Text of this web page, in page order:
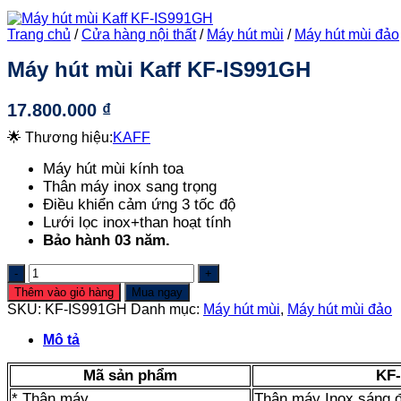
Trang chủ / Cửa hàng nội thất / Máy hút mùi / Máy hút mùi đảo
Máy hút mùi Kaff KF-IS991GH
17.800.000 ₫
🌟 Thương hiệu:KAFF
Máy hút mùi kính toa
Thân máy inox sang trọng
Điều khiển cảm ứng 3 tốc độ
Lưới lọc inox+than hoạt tính
Bảo hành 03 năm.
Máy
hút
mùi
Kaff
KF-
IS991GH
số
lượng
Thêm vào giỏ hàng Mua ngay
SKU: KF-IS991GH Danh mục: Máy hút mùi, Máy hút mùi đảo
Mô tả
Mã sản phẩm